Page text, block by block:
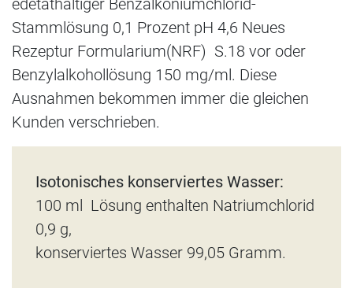
edetathaltiger Benzalkoniumchlorid-
Stammlösung 0,1 Prozent pH 4,6 Neues
Rezeptur Formularium(NRF) S.18 vor oder
Benzylalkohollösung 150 mg/ml. Diese
Ausnahmen bekommen immer die gleichen
Kunden verschrieben.
Isotonisches konserviertes Wasser:
100 ml Lösung enthalten Natriumchlorid
0,9 g,
konserviertes Wasser 99,05 Gramm.